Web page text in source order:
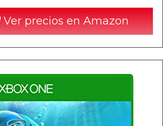
Ver precios en Amazon